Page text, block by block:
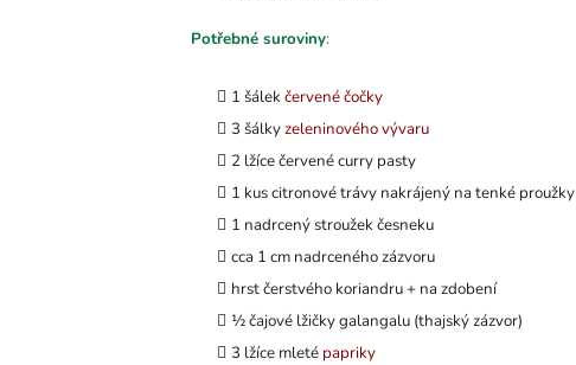
Potřebné suroviny:
1 šálekčervené čočky
3 šálkyzeleninového vývaru
2 lžíce červené curry pasty
1 kus citronové trávy nakrájený na tenké proužky
1 nadrcený stroužek česneku
cca 1 cm nadrceného zázvoru
hrst čerstvého koriandru + na zdobení
½ čajové lžičky galangalu (thajský zázvor)
3 lžíce mleté papriky